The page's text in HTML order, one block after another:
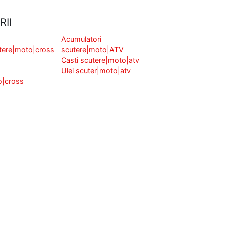
Acumulatori
scutere|moto|ATV
Casti scutere|moto|atv
Ulei scuter|moto|atv